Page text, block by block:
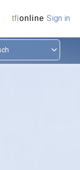
tfionline Sign in